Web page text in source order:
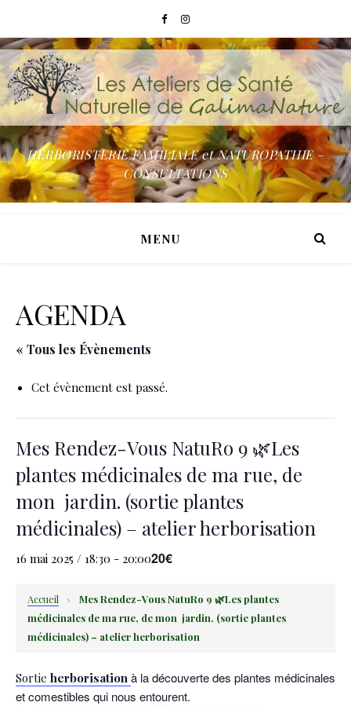
HERBORISTERIE FAMILIALE et NATUROPATHIE –
CONSULTATIONS
MENU
AGENDA
« Tous les Évènements
Cet évènement est passé.
Mes Rendez-Vous NatuRo 9 🌿Les
plantes médicinales de ma rue, de
mon jardin. (sortie plantes
médicinales) – atelier herborisation
16 mai 2025 / 18:30 - 20:0020€
Accueil ›
Mes Rendez-Vous NatuRo 9 🌿Les plantes
médicinales de ma rue, de mon jardin. (sortie plantes
médicinales) – atelier herborisation
Sortie herborisation à la découverte des plantes médicinales
et comestibles qui nous entourent.